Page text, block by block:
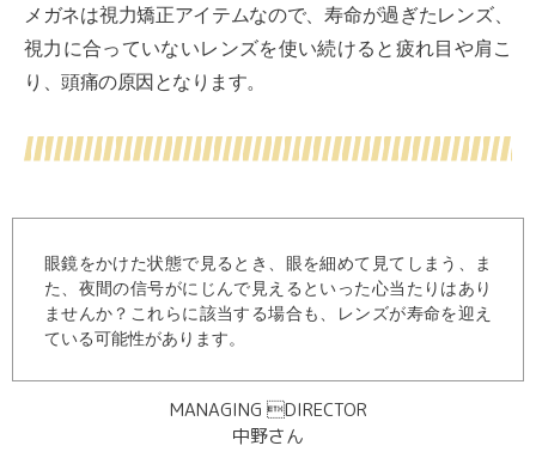
メガネは視力矯正アイテムなので、寿命が過ぎたレンズ、
視力に合っていないレンズを使い続けると疲れ目や肩こ
り、頭痛の原因となります。
眼鏡をかけた状態で見るとき、眼を細めて見てしまう、ま
た、夜間の信号がにじんで見えるといった心当たりはあり
ませんか？これらに該当する場合も、レンズが寿命を迎え
ている可能性があります。
MANAGING DIRECTOR
中野さん